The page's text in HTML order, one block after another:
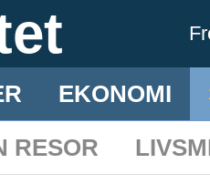
EKONOMI
RESOR